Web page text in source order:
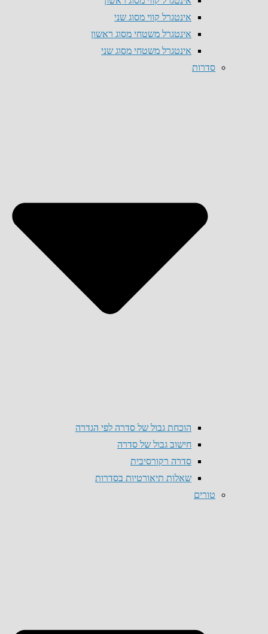
אינטגרל קווי מסוג שני
אינטגרל משטחי מסוג ראשון
אינטגרל משטחי מסוג שני
סדרות
הוכחת גבול של סדרה לפי הגדרה
חישוב גבול של סדרה
סדרה רקורסיבית
שאלות תיאורטיות בסדרות
טורים